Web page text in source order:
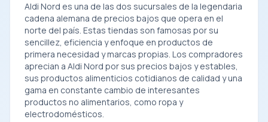
Aldi Nord es una de las dos sucursales de la legendaria
cadena alemana de precios bajos que opera en el
norte del país. Estas tiendas son famosas por su
sencillez, eficiencia y enfoque en productos de
primera necesidad y marcas propias. Los compradores
aprecian a Aldi Nord por sus precios bajos y estables,
sus productos alimenticios cotidianos de calidad y una
gama en constante cambio de interesantes
productos no alimentarios, como ropa y
electrodomésticos.